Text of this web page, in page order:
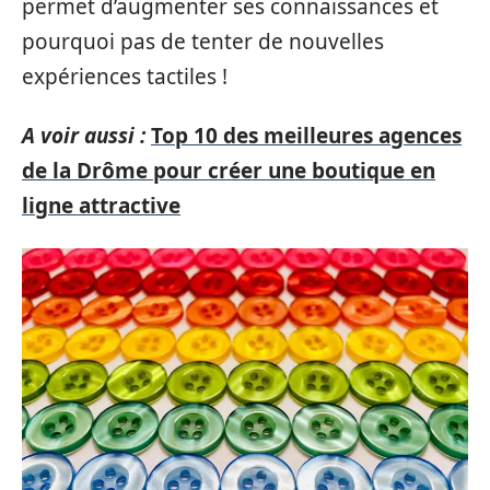
permet d’augmenter ses connaissances et
pourquoi pas de tenter de nouvelles
expériences tactiles !
A voir aussi :Top 10 des meilleures agences
de la Drôme pour créer une boutique en
ligne attractive